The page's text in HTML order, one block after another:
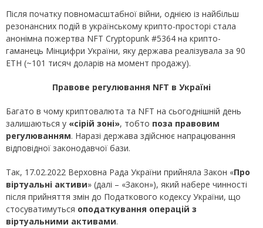
Після початку повномасштабної війни, однією із найбільш
резонансних подій в українському крипто-просторі стала
анонімна пожертва NFT Cryptopunk #5364 на крипто-
гаманець Мінцифри України, яку держава реалізувала за 90
ETH (~101 тисяч доларів на момент продажу).
Правове регулювання NFT в Україні
Багато в чому криптовалюта та NFT на сьогоднішній день
залишаються у «сірій зоні», тобто поза правовим
регулюванням. Наразі держава здійснює напрацювання
відповідної законодавчої бази.
Так, 17.02.2022 Верховна Рада України прийняла Закон «Про
віртуальні активи» (далі – «Закон»), який набере чинності
після прийняття змін до Податкового кодексу України, що
стосуватимуться оподаткування операцій з
віртуальними активами.